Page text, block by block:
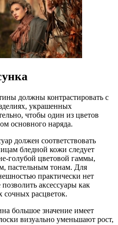
должны контрастировать с
украшенных
чтобы один из цветов
основного наряда.
должен соответствовать
бледной кожи следует
голубой цветовой гаммы,
пастельным тонам. Для
практически нет
аксессуары как
расцветок.
большое значение имеет
визуально уменьшают рост,